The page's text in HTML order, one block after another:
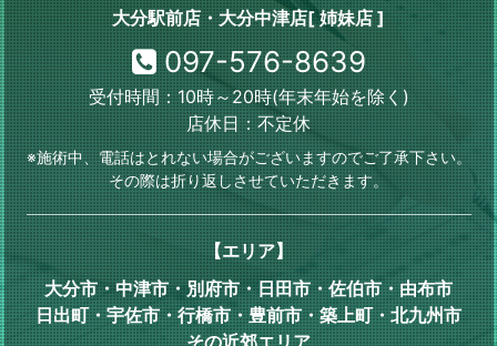
大分駅前店・大分中津店[ 姉妹店 ]
097-576-8639
受付時間：10時～20時(年末年始を除く)
店休日：不定休
※施術中、電話はとれない場合がございますのでご了承下さい。
その際は折り返しさせていただきます。
【エリア】
大分市・中津市・別府市・日田市・佐伯市・由布市
日出町・宇佐市・行橋市・豊前市・築上町・北九州市